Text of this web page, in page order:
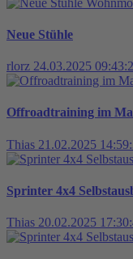
Neue Stühle
rlorz 24.03.2025
Offroadtraining im
Thias 21.02.2025
Sprinter 4x4
Thias 20.02.2025